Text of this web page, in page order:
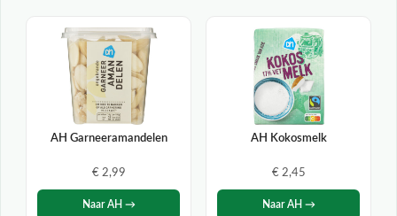
AH Garneeramandelen
€ 2,99
Naar AH →
AH Kokosmelk
€ 2,45
Naar AH →